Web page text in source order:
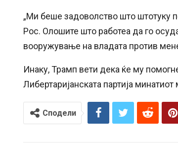
„Ми беше задоволство што штотуку
Рос. Олошите што работеа да го
вооружување на владата против
Инаку, Трамп вети дека ќе му
Либертаријанската партија минатиот
Сподели